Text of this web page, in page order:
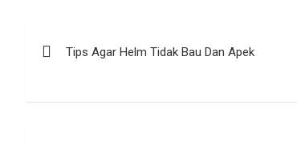
Tips Agar Helm Tidak Bau Dan Apek